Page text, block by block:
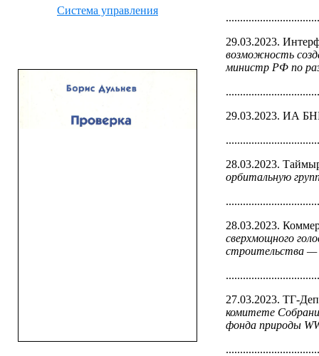
Система управления
29.03.2023.
возможность
министр РФ по
29.03.2023. ИА
28.03.2023.
орбитальную
28.03.2023.
сверхмощного
строительства —
27.03.2023. ТГ-
комитете
фонда природы